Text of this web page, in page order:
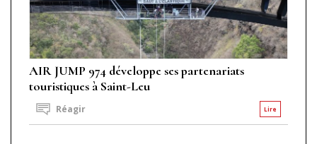
AIR JUMP 974 développe ses partenariats
touristiques à Saint-Leu
Lire
Réagir